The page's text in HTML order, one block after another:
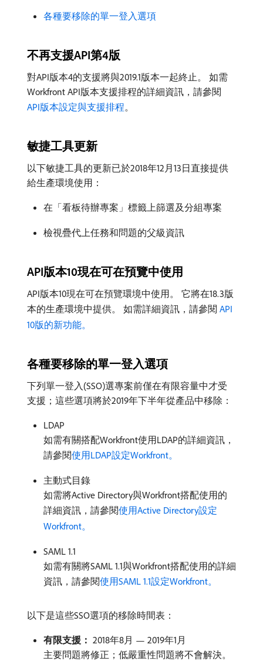
各種要移除的單一登入選項
不再支援API第4版
對API版本4的支援將與2019.1版本一起終止。 如需
Workfront API版本支援排程的詳細資訊，請參閱
API版本設定與支援排程。
敏捷工具更新
以下敏捷工具的更新已於2018年12月13日直接提供
給生產環境使用：
在「看板待辦專案」標籤上篩選及分組專案
檢視疊代上任務和問題的父級資訊
API版本10現在可在預覽中使用
API版本10現在可在預覽環境中使用。 它將在18.3版
本的生產環境中提供。 如需詳細資訊，請參閱 ​ API
10版的新功能。
各種要移除的單一登入選項
下列單一登入(SSO)選專案前僅在有限容量中才受
支援；這些選項將於2019年下半年從產品中移除：
LDAP
如需有關搭配Workfront使用LDAP的詳細資訊，
請參閱使用LDAP設定Workfront。
主動式目錄
如需將Active Directory與Workfront搭配使用的
詳細資訊，請參閱使用Active Directory設定
Workfront。
SAML 1.1
如需有關將SAML 1.1與Workfront搭配使用的詳細
資訊，請參閱使用SAML 1.1設定Workfront。
以下是這些SSO選項的移除時間表：
有限支援： 2018年8月 — 2019年1月
主要問題將修正；低嚴重性問題將不會解決。